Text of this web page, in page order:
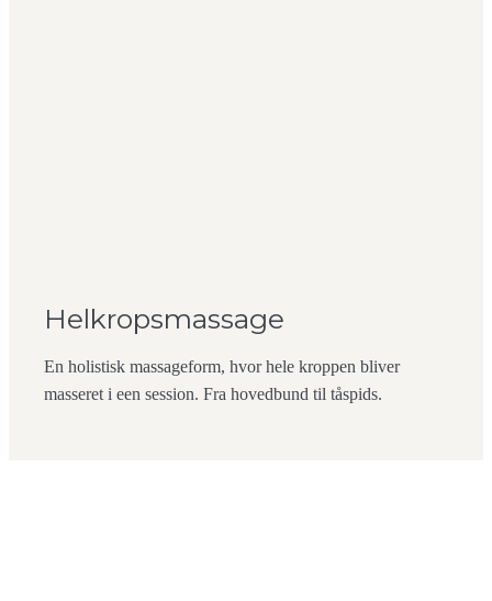
Helkropsmassage
En holistisk massageform, hvor hele kroppen bliver
masseret i een session. Fra hovedbund til tåspids.